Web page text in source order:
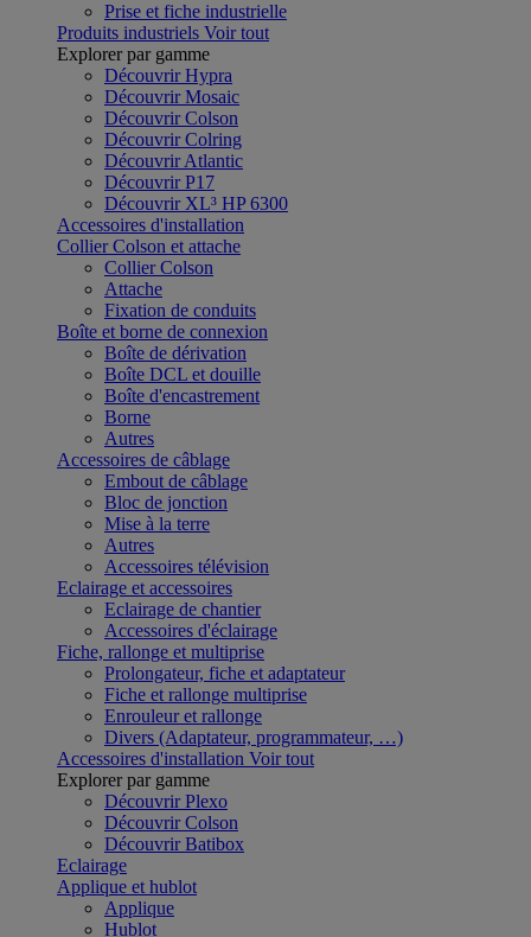
Prise et fiche industrielle
Produits industriels Voir tout
Explorer par gamme
Découvrir Hypra
Découvrir Mosaic
Découvrir Colson
Découvrir Colring
Découvrir Atlantic
Découvrir P17
Découvrir XL³ HP 6300
Accessoires d'installation
Collier Colson et attache
Collier Colson
Attache
Fixation de conduits
Boîte et borne de connexion
Boîte de dérivation
Boîte DCL et douille
Boîte d'encastrement
Borne
Autres
Accessoires de câblage
Embout de câblage
Bloc de jonction
Mise à la terre
Autres
Accessoires télévision
Eclairage et accessoires
Eclairage de chantier
Accessoires d'éclairage
Fiche, rallonge et multiprise
Prolongateur, fiche et adaptateur
Fiche et rallonge multiprise
Enrouleur et rallonge
Divers (Adaptateur, programmateur, …)
Accessoires d'installation Voir tout
Explorer par gamme
Découvrir Plexo
Découvrir Colson
Découvrir Batibox
Eclairage
Applique et hublot
Applique
Hublot